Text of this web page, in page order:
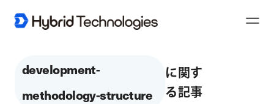
development-
methodology-structure
に関す
る記事